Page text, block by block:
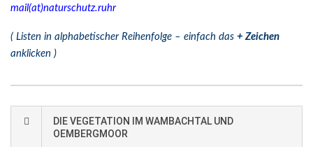
mail(at)naturschutz.ruhr
( Listen in alphabetischer Reihenfolge – einfach das + Zeichen
anklicken )
DIE VEGETATION IM WAMBACHTAL UND
OEMBERGMOOR